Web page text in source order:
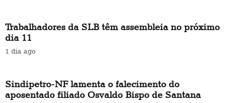
Trabalhadores da SLB têm assembleia no próximo
dia 11
1 dia ago
Sindipetro-NF lamenta o falecimento do
aposentado filiado Osvaldo Bispo de Santana